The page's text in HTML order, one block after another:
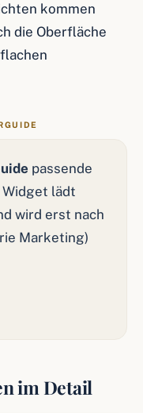
kommen
die Oberfläche
passende
lädt
wird erst nach
Marketing)
im Detail